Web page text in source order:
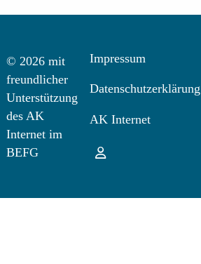
© 2026 mit
freundlicher
Unterstützung
des AK
Internet im
BEFG
Impressum
Datenschutzerklärung
AK Internet